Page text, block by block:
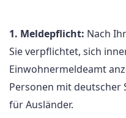
1. Meldepflicht: Nach
Sie verpflichtet, sich
Einwohnermeldeamt
Personen mit deutscher
für Ausländer.